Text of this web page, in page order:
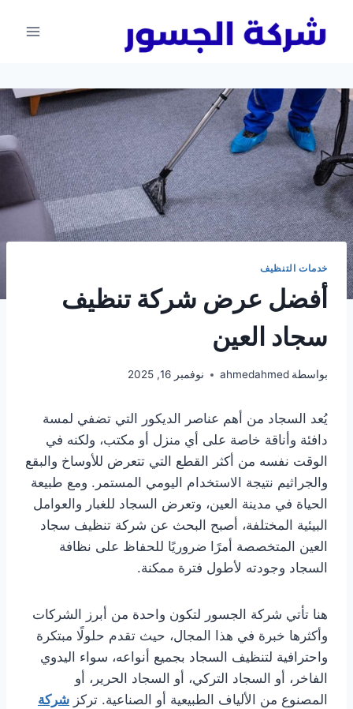
خدمات التنظيف
أفضل عرض شركة تنظيف
سجاد العين
بواسطة ahmedahmed نوفمبر 16, 2025
يُعد السجاد من أهم عناصر الديكور التي تضفي لمسة
دافئة وأناقة خاصة على أي منزل أو مكتب، ولكنه في
الوقت نفسه من أكثر القطع التي تتعرض للأوساخ والبقع
والجراثيم نتيجة الاستخدام اليومي المستمر. ومع طبيعة
الحياة في مدينة العين، وتعرض السجاد للغبار والعوامل
البيئية المختلفة، أصبح البحث عن شركة تنظيف سجاد
العين المتخصصة أمرًا ضروريًا للحفاظ على نظافة
السجاد وجودته لأطول فترة ممكنة.
هنا تأتي شركة الجسور لتكون واحدة من أبرز الشركات
وأكثرها خبرة في هذا المجال، حيث تقدم حلولًا مبتكرة
واحترافية لتنظيف السجاد بجميع أنواعه، سواء اليدوي
الفاخر، أو السجاد التركي، أو السجاد الحرير، أو
المصنوع من الألياف الطبيعية أو الصناعية. تركز شركة